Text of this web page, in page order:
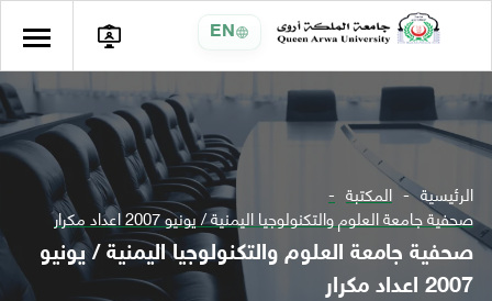
EN
الرئيسية المكتبة
صحفية جامعة العلوم والتكنولوجيا اليمنية / يونيو 2007 اعداد مكرار
صحفية جامعة العلوم والتكنولوجيا اليمنية / يونيو
2007 اعداد مكرار